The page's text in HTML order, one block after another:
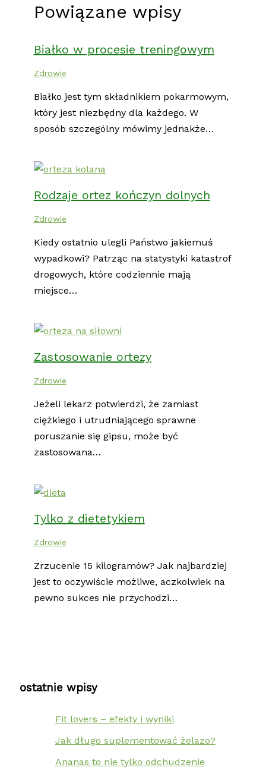
Powiązane wpisy
Białko w procesie treningowym
Zdrowie
Białko jest tym składnikiem pokarmowym,
który jest niezbędny dla każdego. W
sposób szczególny mówimy jednakże…
Rodzaje ortez kończyn dolnych
Zdrowie
Kiedy ostatnio ulegli Państwo jakiemuś
wypadkowi? Patrząc na statystyki katastrof
drogowych, które codziennie mają
miejsce…
Zastosowanie ortezy
Zdrowie
Jeżeli lekarz potwierdzi, że zamiast
ciężkiego i utrudniającego sprawne
poruszanie się gipsu, może być
zastosowana…
Tylko z dietetykiem
Zdrowie
Zrzucenie 15 kilogramów? Jak najbardziej
jest to oczywiście możliwe, aczkolwiek na
pewno sukces nie przychodzi…
ostatnie wpisy
Fit lovers – efekty i wyniki
Jak długo suplementować żelazo?
Ananas to nie tylko odchudzenie